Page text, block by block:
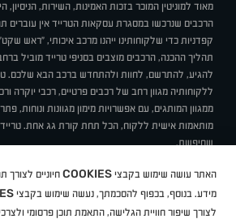
מאוד למוניטין המוכר בזכות האמינות, השירות, הניסיון,
הרכבים שנרכשו במסגרת עסקאות הטרייד אין עוברים
קפדניות כדי שלקוחותינו ייהנו מרכב איכותי, "ראש
תהליך ההכנה, הרכבים מוצבים בסניפי טרייד מוביל
להגיע, להתרשם, לחוות ולהתחדש ברכב הבא שלכם.
ללקוחותיה מגוון רחב של רכבים פרטיים, רכבי יוקרה
ממגוון המותגים, עם אפשרויות מימון מגוונות ונוחות,
מותאמות אישית ללקוח, הכל תחת קורת גג אחת. טרייד
שחיפשת.
תקנוןBUY BACKמבצעיםמגזין טרייד מובילאיך זה
ניהול העדפות עוגיות
האתר עושה שימוש בקבצי COOKIES חיוניים לצורך
מידע. בנוסף, בכפוף להסכמתך, נעשה שימוש בקבצי
לצורך שיפור חוויית הגלישה, התאמת תוכן פרסומי